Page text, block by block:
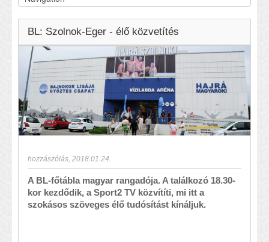
BL: Szolnok-Eger - élő közvetítés
hozzászólás 2018.01.24.
A BL-főtábla magyar rangadója. A találkozó 18.30-
kor kezdődik, a Sport2 TV közvítíti, mi itt a
szokásos szöveges élő tudósítást kínáljuk.